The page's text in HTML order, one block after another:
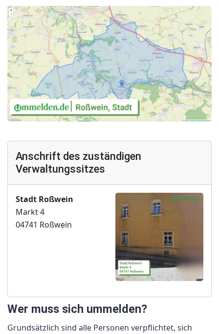
Anschrift des zuständigen
Verwaltungssitzes
Stadt Roßwein
Markt 4
04741 Roßwein
Wer muss sich ummelden?
Grundsätzlich sind alle Personen verpflichtet, sich